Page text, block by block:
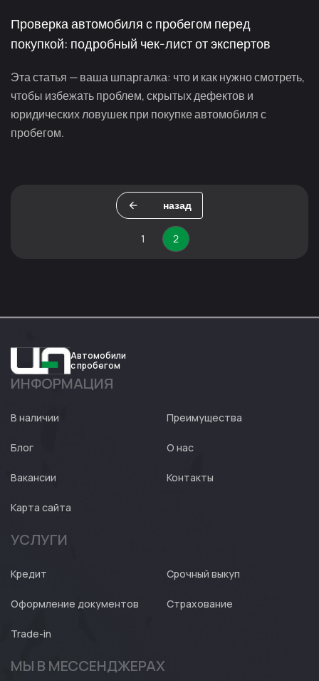
Проверка автомобиля с пробегом перед
покупкой: подробный чек-лист от экспертов
Эта статья — ваша шпаргалка: что и как нужно смотреть,
чтобы избежать проблем, скрытых дефектов и
юридических ловушек при покупке автомобиля с
пробегом.
назад
1 2
Авто
Автомобили
с пробегом
ИНФОРМАЦИЯ
В наличии Преимущества
Блог О нас
Вакансии Контакты
Карта сайта
УСЛУГИ
Кредит Срочный выкуп
Оформление документов Страхование
Trade-in
МЫ В МЕССЕНДЖЕРАХ